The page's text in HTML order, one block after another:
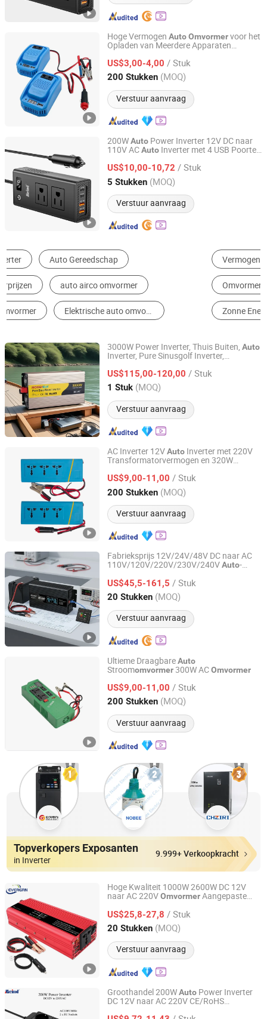
Hoge Vermogen AutoOmvormervoor het
Opladen van Meerdere Apparaten
US$3,00-4,00 / Stuk
200 Stukken (MOQ)
Verstuur aanvraag
Zhongshan Juneng Jiu Technology Co.,Ltd
Guangdong, China Sinds 2025
200WAuto Power Inverter 12V DC naar
110V ACAuto Inverter met 4 USB Poorten
voor VoertuigenAutoPlug Adapter
Stopcontact voor Laptop
US$10,00-10,72 / Stuk
5 Stukken (MOQ)
Verstuur aanvraag
Shenzhen Meind Technology Co., Ltd.
Guangdong, China Sinds 2025
Vermogen Omvormer
Omvormer Voor Zonne-energie Inverter
Zonne Energie Installatie Energieopslagsysteem Voor Thuis
3000W Power Inverter, Thuis Buiten, Auto
Inverter, Pure Sinusgolf Inverter,
220V Converter
US$115,00-120,00 / Stuk
1 Stuk (MOQ)
Verstuur aanvraag
Wenzhou Rogerele Electronic Technology Co., Ltd.
Zhejiang, China Sinds 2020
AC Inverter 12VAuto Inverter met 220V
Transformatorvermogen en 320W
US$9,00-11,00 / Stuk
200 Stukken (MOQ)
Verstuur aanvraag
Zhongshan Juneng Jiu Technology Co.,Ltd
Guangdong, China Sinds 2025
Fabrieksprijs 12V/24V/48V DC naar AC
110V/120V/220V/230V/240VAuto-
1000W/1500W/2000W/3000W/4000W/
Pure sinusgolf zonne-energie
US$45,5-161,5 / Stuk
20 Stukken (MOQ)
Verstuur aanvraag
Wuhan Guanyou New Energy Technology Co., Ltd.
Hubei, China Sinds 2024
Ultieme DraagbareAuto
Stroomomvormer300W ACOmvormer
US$9,00-11,00 / Stuk
200 Stukken (MOQ)
Verstuur aanvraag
Zhongshan Juneng Jiu Technology Co.,Ltd
Guangdong, China Sinds 2025
Topverkopers Exposanten
in Inverter
9.999+ Verkoopkracht
Hoge Kwaliteit 1000W 2600W DC 12V
naar AC 220VOmvormerAangepaste
US$25,8-27,8 / Stuk
20 Stukken (MOQ)
Verstuur aanvraag
Shanghai Evergrn Technology Group Co., Ltd.
Shanghai, China Sinds 2024
Groothandel 200WAuto Power Inverter
DC 12V naar AC 220V CE/RoHS
Shenzhen Meind Technology Co., Ltd.